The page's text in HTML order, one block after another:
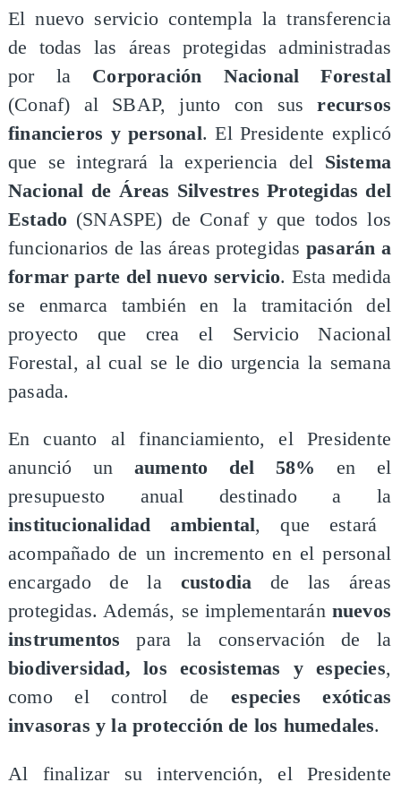
El nuevo servicio contempla la transferencia
de todas las áreas protegidas administradas
por la Corporación Nacional Forestal
(Conaf) al SBAP, junto con sus recursos
financieros y personal. El Presidente explicó
que se integrará la experiencia del Sistema
Nacional de Áreas Silvestres Protegidas del
Estado (SNASPE) de Conaf y que todos los
funcionarios de las áreas protegidas pasarán a
formar parte del nuevo servicio. Esta medida
se enmarca también en la tramitación del
proyecto que crea el Servicio Nacional
Forestal, al cual se le dio urgencia la semana
pasada.
En cuanto al financiamiento, el Presidente
anunció un aumento del 58% en el
presupuesto anual destinado a la
institucionalidad ambiental, que estará
acompañado de un incremento en el personal
encargado de la custodia de las áreas
protegidas. Además, se implementarán nuevos
instrumentospara la conservación de la
biodiversidad, los ecosistemas y especies,
como el control deespecies exóticas
invasoras y la protección de los humedales.
Al finalizar su intervención, el Presidente